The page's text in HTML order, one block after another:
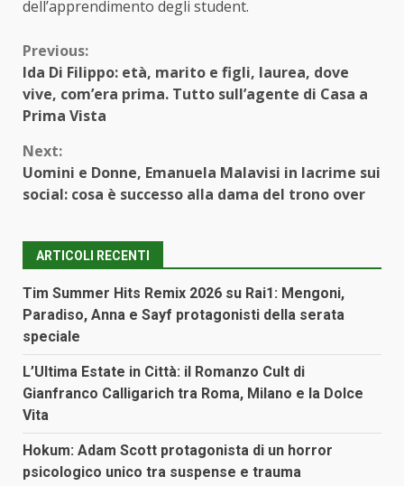
dell’apprendimento degli student.
Continue
Reading
Previous:
Ida Di Filippo: età, marito e figli, laurea, dove
vive, com’era prima. Tutto sull’agente di Casa a
Prima Vista
Next:
Uomini e Donne, Emanuela Malavisi in lacrime sui
social: cosa è successo alla dama del trono over
ARTICOLI RECENTI
Tim Summer Hits Remix 2026 su Rai1: Mengoni,
Paradiso, Anna e Sayf protagonisti della serata
speciale
L’Ultima Estate in Città: il Romanzo Cult di
Gianfranco Calligarich tra Roma, Milano e la Dolce
Vita
Hokum: Adam Scott protagonista di un horror
psicologico unico tra suspense e trauma